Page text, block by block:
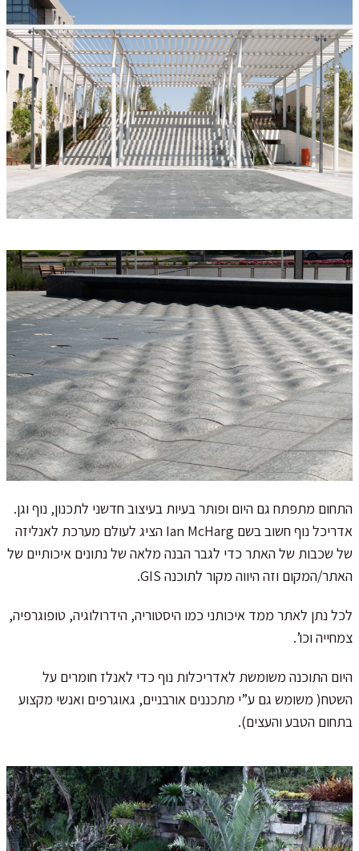
התחום מתפתח גם היום ופותר בעיות בעיצוב חדשני לתכנון, נוף וגן.
אדריכל נוף חשוב בשם Ian McHarg הציג לעולם מערכת לאנליזה
של שכבות של האתר כדי לגבר הבנה מלאה של נתונים איכותיים של
האתר/המקום וזה היווה מקור לתוכנה GIS.
לכל נתן לאתר ממד איכותני כמו היסטוריה, הידרולוגיה, טופוגרפיה,
צמחייה וכו’.
היום התוכנה משומשת לאדריכלות נוף כדי לאנלז חומרים על
השטח( משומש גם ע”י מתכננים אורבניים, גאוגרפים ואנשי מקצוע
בתחום הטבע והעצים).